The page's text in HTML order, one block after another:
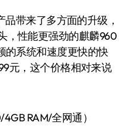
带来了多方面的升级，
，性能更强劲的麒麟960
的系统和速度更快的快
元，这个价格相对来说
RAM/全网通）